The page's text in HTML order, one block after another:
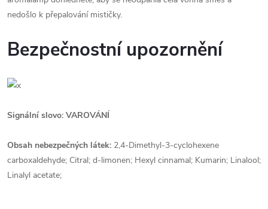
nedošlo k přepalování mističky.
Bezpečnostní upozornění
Signální slovo: VAROVÁNÍ
Obsah nebezpečných látek: 2,4-Dimethyl-3-cyclohexene
carboxaldehyde; Citral; d-limonen; Hexyl cinnamal; Kumarin; Linalool;
Linalyl acetate;